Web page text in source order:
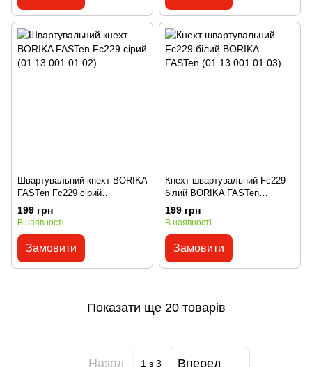
Швартувальний кнехт BORIKA
FASTen Fc229 сірий
(01.13.001.01.02)
199 грн
В наявності
Замовити
Кнехт швартувальний Fc229
білий BORIKA FASTen
(01.13.001.01.03)
199 грн
В наявності
Замовити
Показати ще 20 товарів
Назад 1з 3 Вперед